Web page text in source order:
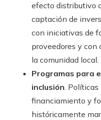
efecto distributivo
captación de
con iniciativas de
proveedores y
la comunidad local.
Programas para
inclusión. Políticas
financiamiento y
históricamente